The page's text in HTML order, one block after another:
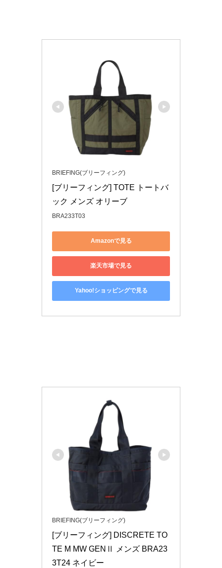
BRIEFING(ブリーフィング)
[ブリーフィング] TOTE トートバ
ック メンズ オリーブ
BRA233T03
Amazonで見る
楽天市場で見る
Yahoo!ショッピングで見る
BRIEFING(ブリーフィング)
[ブリーフィング] DISCRETE TO
TE M MW GENⅡ メンズ BRA23
3T24 ネイビー